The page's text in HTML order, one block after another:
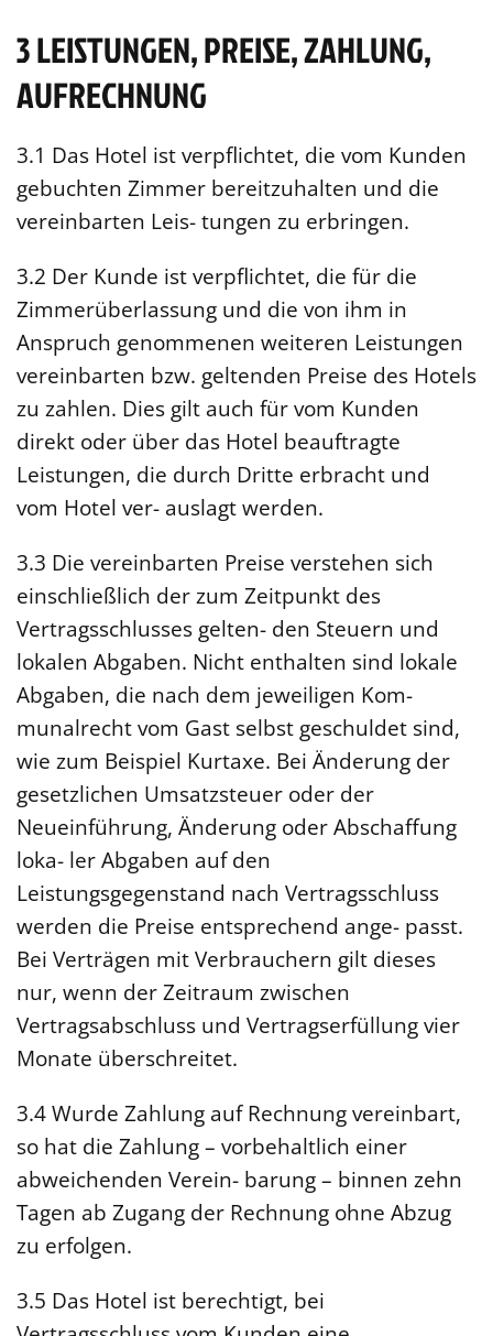
3 LEISTUNGEN, PREISE, ZAHLUNG,
AUFRECHNUNG
3.1 Das Hotel ist verpflichtet, die vom Kunden
gebuchten Zimmer bereitzuhalten und die
vereinbarten Leis- tungen zu erbringen.
3.2 Der Kunde ist verpflichtet, die für die
Zimmerüberlassung und die von ihm in
Anspruch genommenen weiteren Leistungen
vereinbarten bzw. geltenden Preise des Hotels
zu zahlen. Dies gilt auch für vom Kunden
direkt oder über das Hotel beauftragte
Leistungen, die durch Dritte erbracht und
vom Hotel ver- auslagt werden.
3.3 Die vereinbarten Preise verstehen sich
einschließlich der zum Zeitpunkt des
Vertragsschlusses gelten- den Steuern und
lokalen Abgaben. Nicht enthalten sind lokale
Abgaben, die nach dem jeweiligen Kom-
munalrecht vom Gast selbst geschuldet sind,
wie zum Beispiel Kurtaxe. Bei Änderung der
gesetzlichen Umsatzsteuer oder der
Neueinführung, Änderung oder Abschaffung
loka- ler Abgaben auf den
Leistungsgegenstand nach Vertragsschluss
werden die Preise entsprechend ange- passt.
Bei Verträgen mit Verbrauchern gilt dieses
nur, wenn der Zeitraum zwischen
Vertragsabschluss und Vertragserfüllung vier
Monate überschreitet.
3.4 Wurde Zahlung auf Rechnung vereinbart,
so hat die Zahlung – vorbehaltlich einer
abweichenden Verein- barung – binnen zehn
Tagen ab Zugang der Rechnung ohne Abzug
zu erfolgen.
3.5 Das Hotel ist berechtigt, bei